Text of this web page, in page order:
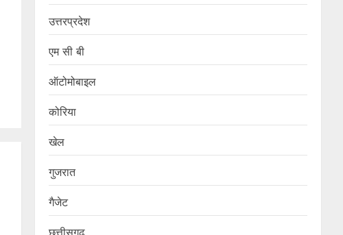
उत्तरप्रदेश
एम सी बी
ऑटोमोबाइल
कोरिया
खेल
गुजरात
गैजेट